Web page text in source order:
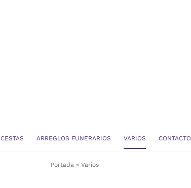
CESTAS ARREGLOS FUNERARIOS VARIOS CONTACTO
Portada » Varios